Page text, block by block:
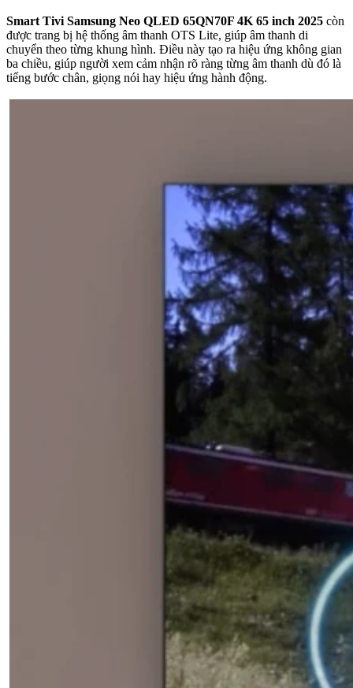
Smart Tivi Samsung Neo QLED 65QN70F 4K 65 inch 2025 còn
được trang bị hệ thống âm thanh OTS Lite, giúp âm thanh di
chuyển theo từng khung hình. Điều này tạo ra hiệu ứng không gian
ba chiều, giúp người xem cảm nhận rõ ràng từng âm thanh dù đó là
tiếng bước chân, giọng nói hay hiệu ứng hành động.